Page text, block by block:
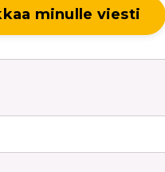
minulle viesti